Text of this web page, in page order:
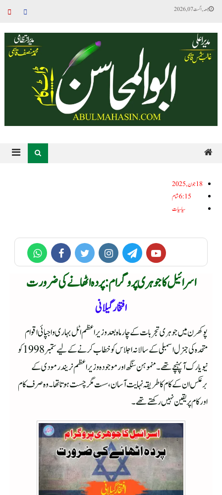
جمعہ, اگست 07, 2026
18جون, 2025
6:15 شام
سیاسیات
اسرائیل کا جوہری پروگرام : پردہ اٹھانے کی ضرورت
افتخار گیلانی
پوکھرن میں جوہری تجربات کے چار ماہ بعد وزیراعظم اٹل بہاری واجپائی اقوام
متحدہ کی جنرل اسمبلی کے سالانہ اجلاس کو خطاب کرنے کے لیے ستمبر 1998کو
نیو یارک آپہنچے تھے۔ منموہن سنگھ اور موجودہ وزیر اعظم نریندر مودی کے
برعکس ان کے کام کا طریقہ نہایت آسان، سست مگر چست ہوتا تھا۔ وہ صرف کام
اور کام پر یقین نہیں رکھتے تھے۔